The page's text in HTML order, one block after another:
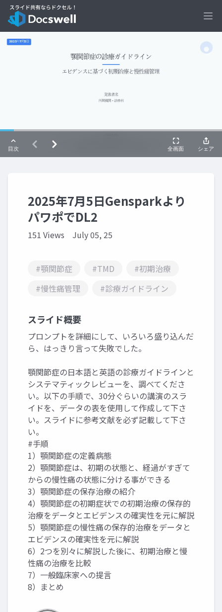
2025年7月5日Gensparkより
パワポでDL2
151 Views July 05, 25
#顎関節症 #TMD
#初期治療
#慢性痛管理
#診療ガイドライン
スライド概要
プロンプトを詳細にして、いろいろ盛り込んだ
ら、はっきり言って失敗でした。
顎関節症の日本語と英語の診療ガイドラインと
システマティックレビューを、調べてくださ
い。以下の手順で、30分ぐらいの講演のスラ
イドを、データの表を使用して作成して下さ
い。スライドに参考文献を必ず記載して下さ
い。
#手順
1）顎関節症の定義病態
2）顎関節症は、初期の状態と、経過がすぎて
からの慢性痛の状態に分ける事ができる
3）顎関節症の保存治療の紹介
4）顎関節症の初期症状での初期治療の保存的
治療をデータとエビデンスの確実性を元に解説
5）顎関節症の慢性痛の保存的治療をデータと
エビデンスの確実性を元に解説
6）2つを別々に解説した後に、初期治療と慢
性痛の治療を比較
7）一般臨床家への提言
8）まとめ